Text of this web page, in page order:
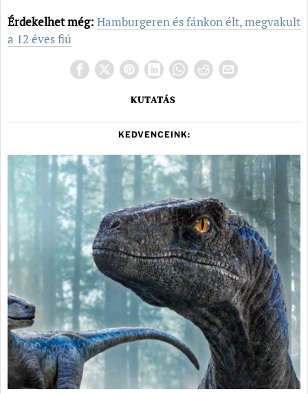
Érdekelhet még: Hamburgeren és fánkon élt, megvakult
a 12 éves fiú
KUTATÁS
KEDVENCEINK: